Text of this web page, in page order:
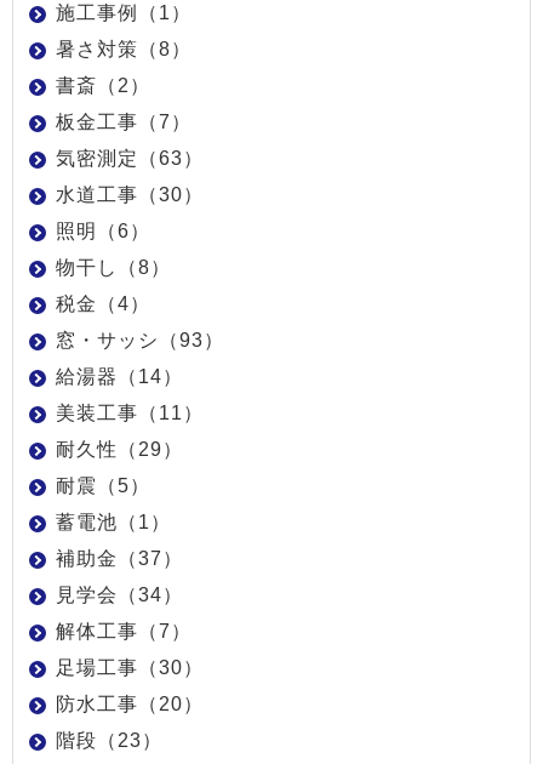
施工事例（1）
暑さ対策（8）
書斎（2）
板金工事（7）
気密測定（63）
水道工事（30）
照明（6）
物干し（8）
税金（4）
窓・サッシ（93）
給湯器（14）
美装工事（11）
耐久性（29）
耐震（5）
蓄電池（1）
補助金（37）
見学会（34）
解体工事（7）
足場工事（30）
防水工事（20）
階段（23）